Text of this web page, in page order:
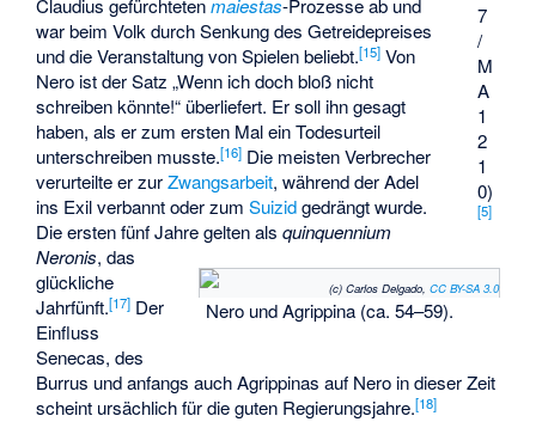
7
/
M
A
1
2
1
0)
[5]
(c) Carlos Delgado, CC BY-SA 3.0
Nero und Agrippina (ca. 54–59).
Claudius gefürchtetenmaiestas-Prozesse ab und
war beim Volk durch Senkung des Getreidepreises
und die Veranstaltung von Spielen beliebt.[15] Von
Nero ist der Satz „Wenn ich doch bloß nicht
schreiben könnte!“ überliefert. Er soll ihn gesagt
haben, als er zum ersten Mal ein Todesurteil
unterschreiben musste.[16] Die meisten Verbrecher
verurteilte er zurZwangsarbeit, während der Adel
ins Exil verbannt oder zumSuizidgedrängt wurde.
Die ersten fünf Jahre gelten alsquinquennium
Neronis, das
glückliche
Jahrfünft.[17] Der
Einfluss
Senecas, des
Burrus und anfangs auch Agrippinas auf Nero in dieser Zeit
scheint ursächlich für die guten Regierungsjahre.[18]